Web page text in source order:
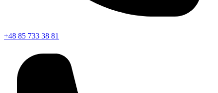
+48 85 733 38 81